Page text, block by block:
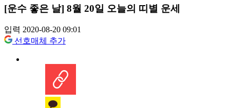
[운수 좋은 날] 8월 20일 오늘의 띠별 운세
입력 2020-08-20 09:01
선호매체 추가